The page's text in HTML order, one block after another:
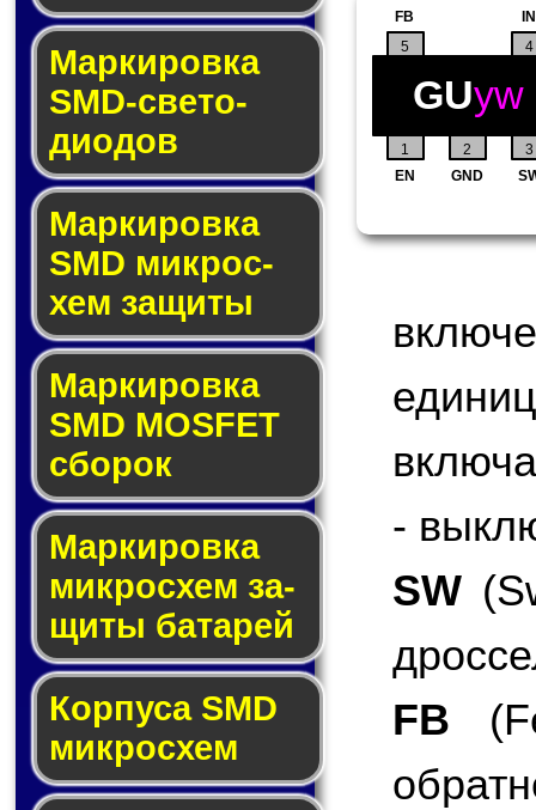
Маркировка
SMD-све­то­
дио­дов
Мар­ки­ров­ка
SMD мик­рос­
хем защиты
Мар­ки­ров­ка
SMD MOSFET
сбо­рок
Мар­ки­ров­ка
мик­ро­схем за­
щи­ты ба­та­рей
Корпуса SMD
мик­ро­схем
1 2 3
4
EN GND
IN
5
FB
GUyw
-
SW
FB